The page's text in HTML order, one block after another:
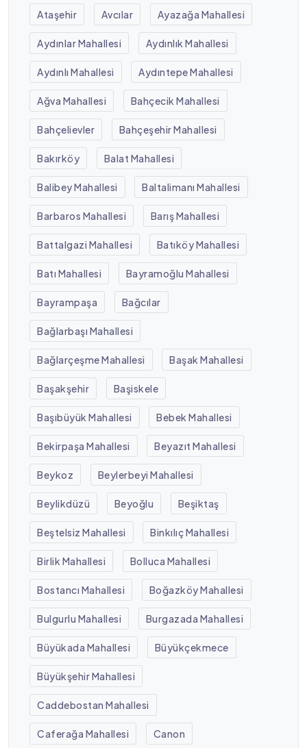
Ataşehir Avcılar Ayazağa Mahallesi
Aydınlar Mahallesi Aydınlık Mahallesi
Aydınlı Mahallesi Aydıntepe Mahallesi
Ağva Mahallesi Bahçecik Mahallesi
Bahçelievler Bahçeşehir Mahallesi
Bakırköy Balat Mahallesi
Balibey Mahallesi Baltalimanı Mahallesi
Barbaros Mahallesi Barış Mahallesi
Battalgazi Mahallesi Batıköy Mahallesi
Batı Mahallesi Bayramoğlu Mahallesi
Bayrampaşa Bağcılar
Bağlarbaşı Mahallesi
Bağlarçeşme Mahallesi Başak Mahallesi
Başakşehir Başiskele
Başıbüyük Mahallesi Bebek Mahallesi
Bekirpaşa Mahallesi Beyazıt Mahallesi
Beykoz Beylerbeyi Mahallesi
Beylikdüzü Beyoğlu Beşiktaş
Beştelsiz Mahallesi Binkılıç Mahallesi
Birlik Mahallesi Bolluca Mahallesi
Bostancı Mahallesi Boğazköy Mahallesi
Bulgurlu Mahallesi Burgazada Mahallesi
Büyükada Mahallesi Büyükçekmece
Büyükşehir Mahallesi
Caddebostan Mahallesi
Caferağa Mahallesi Canon